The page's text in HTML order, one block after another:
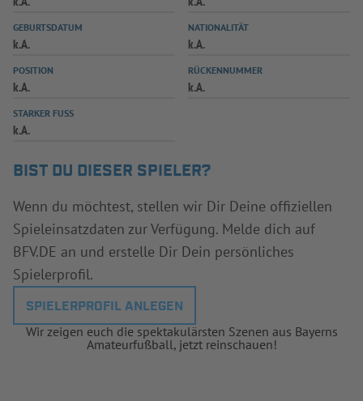
SPIELPLUS
GEBURTSDATUM
k.A.
NATIONALITÄT
k.A.
POSITION
k.A.
RÜCKENNUMMER
k.A.
STARKER FUSS
k.A.
BIST DU DIESER SPIELER?
Wenn du möchtest, stellen wir Dir Deine offiziellen
Spieleinsatzdaten zur Verfügung. Melde dich auf
BFV.DE an und erstelle Dir Dein persönliches
Spielerprofil.
SPIELERPROFIL ANLEGEN
Wir zeigen euch die spektakulärsten Szenen aus Bayerns
Amateurfußball, jetzt reinschauen!